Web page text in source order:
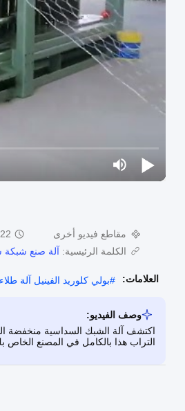
مقاطع فيديو أخرى
الكلمة الرئيسية: آلة صنع شبكة
العلامات: #بولي كلوريد الفينيل آلة
وصف الفيديو:
التراب هذا بالكامل في المصنع الخاص